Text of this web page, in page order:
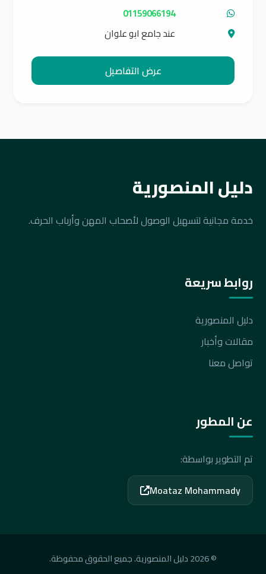
01159066194
عند جامع ابو علوان
عرض التفاصيل
دليل المنصورية
خدمة مجانية لتسهيل الوصول لأصحاب المهن وأرباب الحرف.
روابط سريعة
دليل المنصورية
مقالات وأخبار
تواصل معنا
عن المطور
تم التطوير بواسطة:
Moataz Mohammady
© 2026 دليل المنصورية. جميع الحقوق محفوظة.